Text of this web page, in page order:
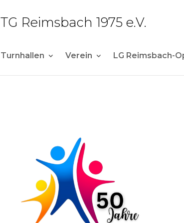
TG Reimsbach 1975 e.V.
Turnhallen Verein LG Reimsbach-